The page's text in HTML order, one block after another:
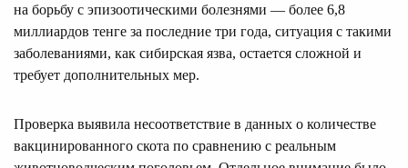
на борьбу с эпизоотическими болезнями — более 6,8
миллиардов тенге за последние три года, ситуация с такими
заболеваниями, как сибирская язва, остается сложной и
требует дополнительных мер.
Проверка выявила несоответствие в данных о количестве
вакцинированного скота по сравнению с реальным